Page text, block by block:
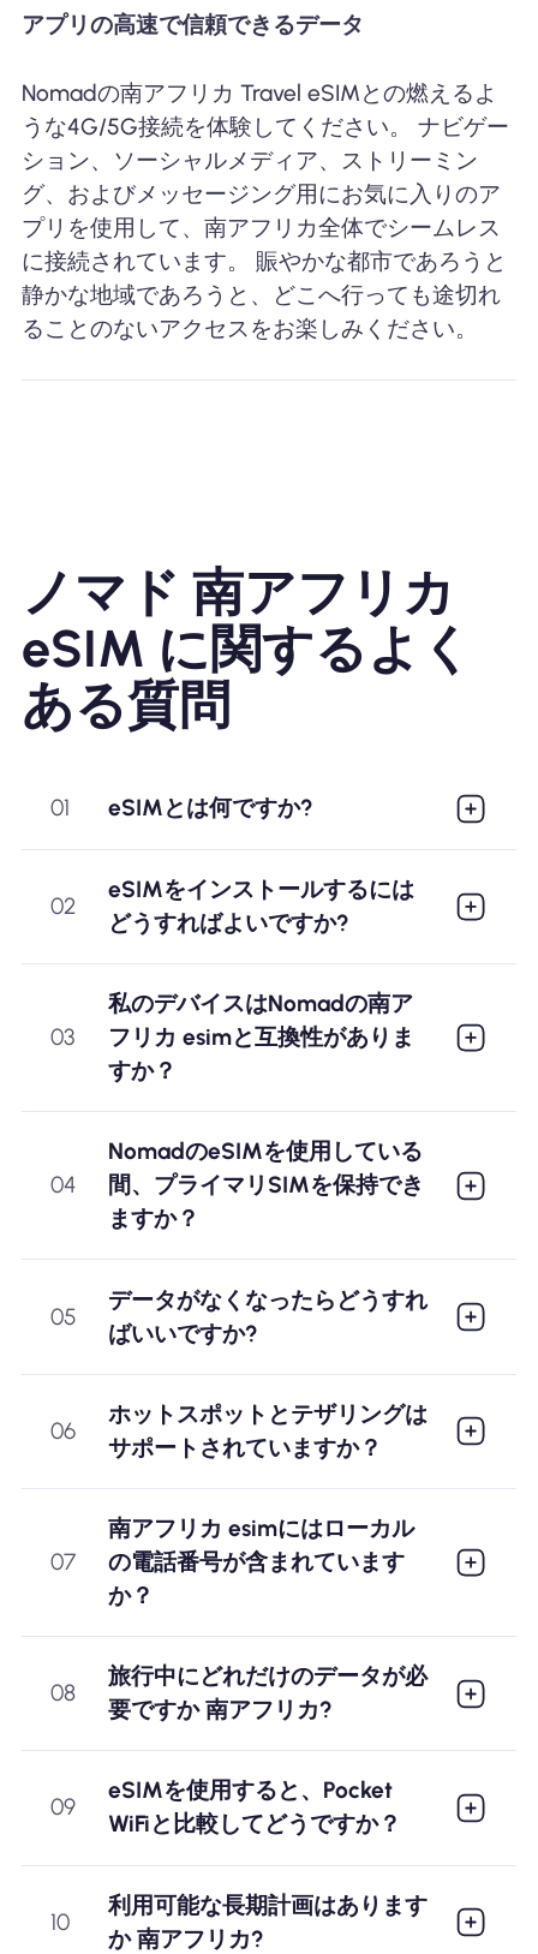
アプリの高速で信頼できるデータ
Nomadの南アフリカ Travel eSIMとの燃えるよ
うな4G/5G接続を体験してください。 ナビゲー
ション、ソーシャルメディア、ストリーミン
グ、およびメッセージング用にお気に入りのア
プリを使用して、南アフリカ全体でシームレス
に接続されています。 賑やかな都市であろうと
静かな地域であろうと、どこへ行っても途切れ
ることのないアクセスをお楽しみください。
ノマド 南アフリカ
eSIM に関するよく
ある質問
01 eSIMとは何ですか?
02
eSIMをインストールするには
どうすればよいですか?
03
私のデバイスはNomadの南ア
フリカ esimと互換性がありま
すか？
04
NomadのeSIMを使用している
間、プライマリSIMを保持でき
ますか？
05
データがなくなったらどうすれ
ばいいですか?
06
ホットスポットとテザリングは
サポートされていますか？
07
南アフリカ esimにはローカル
の電話番号が含まれています
か？
08
旅行中にどれだけのデータが必
要ですか 南アフリカ?
09
eSIMを使用すると、Pocket
WiFiと比較してどうですか？
10
利用可能な長期計画はあります
か 南アフリカ?